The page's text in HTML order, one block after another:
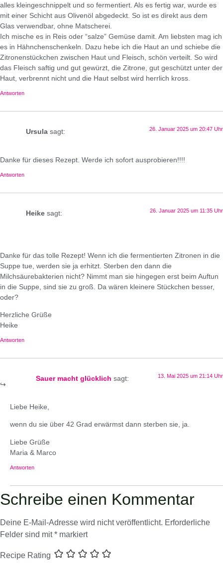
alles kleingeschnippelt und so fermentiert. Als es fertig war, wurde es
mit einer Schicht aus Olivenöl abgedeckt. So ist es direkt aus dem
Glas verwendbar, ohne Matscherei.
Ich mische es in Reis oder “salze” Gemüse damit. Am liebsten mag ich
es in Hähnchenschenkeln. Dazu hebe ich die Haut an und schiebe die
Zitronenstückchen zwischen Haut und Fleisch, schön verteilt. So wird
das Fleisch saftig und gut gewürzt, die Zitrone, gut geschützt unter der
Haut, verbrennt nicht und die Haut selbst wird herrlich kross.
Antworten
Ursula sagt: 26. Januar 2025 um 20:47 Uhr
Danke für dieses Rezept. Werde ich sofort ausprobieren!!!!
Antworten
Heike sagt: 26. Januar 2025 um 11:35 Uhr
Danke für das tolle Rezept! Wenn ich die fermentierten Zitronen in die
Suppe tue, werden sie ja erhitzt. Sterben den dann die
Milchsäurebakterien nicht? Nimmt man sie hingegen erst beim Auftun
in die Suppe, sind sie zu groß. Da wären kleinere Stückchen besser,
oder?
Herzliche Grüße
Heike
Antworten
Sauer macht glücklich sagt: 13. Mai 2025 um 21:14 Uhr
Liebe Heike,
wenn du sie über 42 Grad erwärmst dann sterben sie, ja.
Liebe Grüße
Maria & Marco
Antworten
Schreibe einen Kommentar
Deine E-Mail-Adresse wird nicht veröffentlicht. Erforderliche
Felder sind mit* markiert
Recipe Rating